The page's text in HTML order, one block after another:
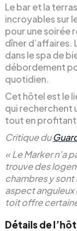
Le bar et la
incroyables sur
pour une soirée
dîner d’affaires.
dans le spa de
débordement
quotidien.
Cet hôtel est le
qui recherchent
tout en profitant
Critique du
« Le Marker n’a
trouve des
chambres y
aspect anguleux
toit offre
Détails de